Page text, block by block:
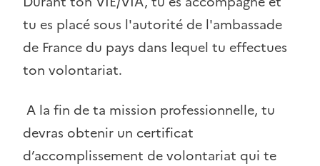
tu es placé sous l'autorité de l'ambassade
de France du pays dans lequel tu effectues
ton volontariat.
A la fin de ta mission professionnelle, tu
devras obtenir un certificat
d’accomplissement de volontariat qui te